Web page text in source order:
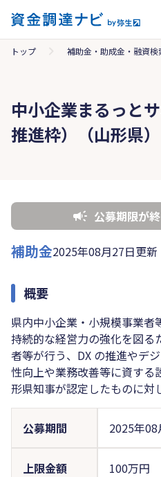
トップ 補助金・助成金・融資検
中小企業まるっと
推進枠）（山形県）
公募期限が
補助金2025年08月27日更新
概要
県内中小企業・小規模事業者
持続的な経営力の強化を図る
者等が行う、DX の推進やデ
性向上や業務改善等に資する
形県知事が認定したものに対
公募期間 2025年08
上限金額 100万円